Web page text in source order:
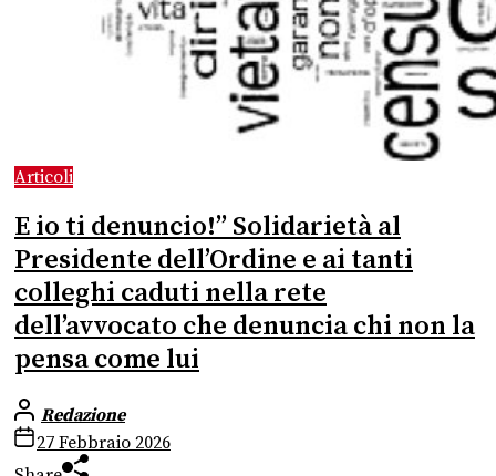
Articoli
E io ti denuncio!” Solidarietà al
Presidente dell’Ordine e ai tanti
colleghi caduti nella rete
dell’avvocato che denuncia chi non la
pensa come lui
Redazione
27 Febbraio 2026